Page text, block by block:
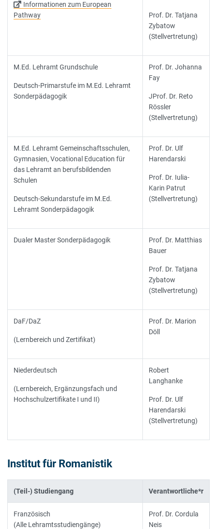
Informationen zum European
Pathway
Prof. Dr. Tatjana
Zybatow
(Stellvertretung)
M.Ed. Lehramt Grundschule
Deutsch-Primarstufe im M.Ed. Lehramt
Sonderpädagogik
Prof. Dr. Johanna
Fay
JProf. Dr. Reto
Rössler
(Stellvertretung)
M.Ed. Lehramt Gemeinschaftsschulen,
Gymnasien, Vocational Education für
das Lehramt an berufsbildenden
Schulen
Deutsch-Sekundarstufe im M.Ed.
Lehramt Sonderpädagogik
Prof. Dr. Ulf
Harendarski
Prof. Dr. Iulia-
Karin Patrut
(Stellvertretung)
Dualer Master Sonderpädagogik
Prof. Dr. Matthias
Bauer
Prof. Dr. Tatjana
Zybatow
(Stellvertretung)
DaF/DaZ
(Lernbereich und Zertifikat)
Prof. Dr. Marion
Döll
Niederdeutsch
(Lernbereich, Ergänzungsfach und
Hochschulzertifikate I und II)
Robert
Langhanke
Prof. Dr. Ulf
Harendarski
(Stellvertretung)
Institut für Romanistik
(Teil-) Studiengang Verantwortliche*r
Französisch
(Alle Lehramtsstudiengänge)
Prof. Dr. Cordula
Neis